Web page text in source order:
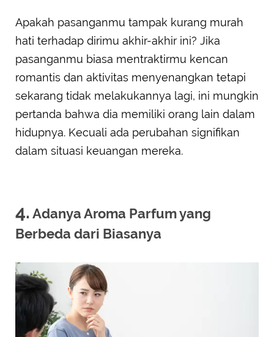
Apakah pasanganmu tampak kurang murah
hati terhadap dirimu akhir-akhir ini? Jika
pasanganmu biasa mentraktirmu kencan
romantis dan aktivitas menyenangkan tetapi
sekarang tidak melakukannya lagi, ini mungkin
pertanda bahwa dia memiliki orang lain dalam
hidupnya. Kecuali ada perubahan signifikan
dalam situasi keuangan mereka.
4. Adanya Aroma Parfum yang
Berbeda dari Biasanya